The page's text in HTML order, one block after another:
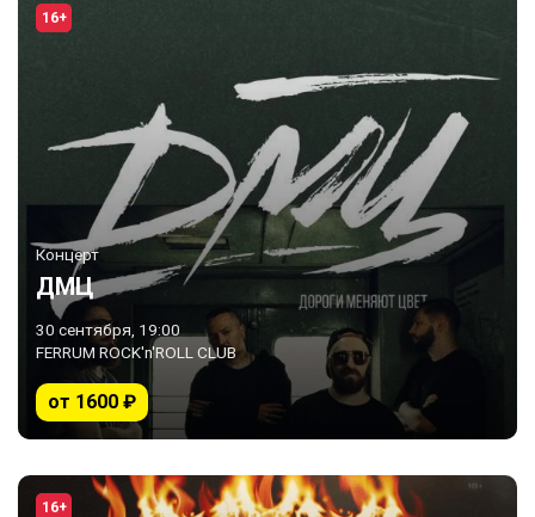
16+
Концерт
ДМЦ
30 сентября, 19:00
FERRUM ROCK'n'ROLL CLUB
от 1600 ₽
16+